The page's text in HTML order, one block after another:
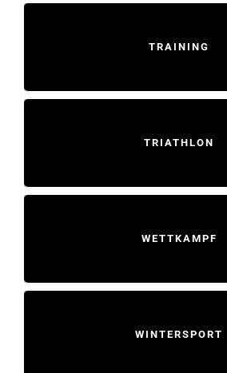
TRAINING
TRIATHLON
WETTKAMPF
WINTERSPORT